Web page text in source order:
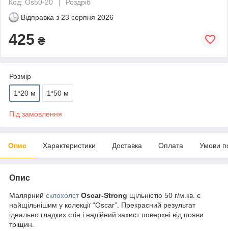
Код: Os50-20
Роздріб
Відправка з 23 серпня 2026
425 ₴
Розмір
1*20 м 1*50 м
Під замовлення
Опис Характеристики Доставка Оплата Умови
Опис
Малярний склохолст Oscar-Strong щільністю 50 г/м.кв. є
найщільнішим у колекції “Oscar”. Прекрасний результат
ідеально гладких стін і надійний захист поверхні від появи
тріщин.